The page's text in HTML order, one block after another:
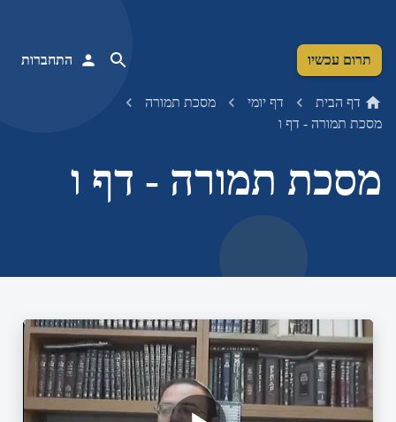
תרום עכשיו התחברות
דף הבית דף יומי
מסכת תמורה
מסכת תמורה - דף ו
מסכת תמורה - דף ו